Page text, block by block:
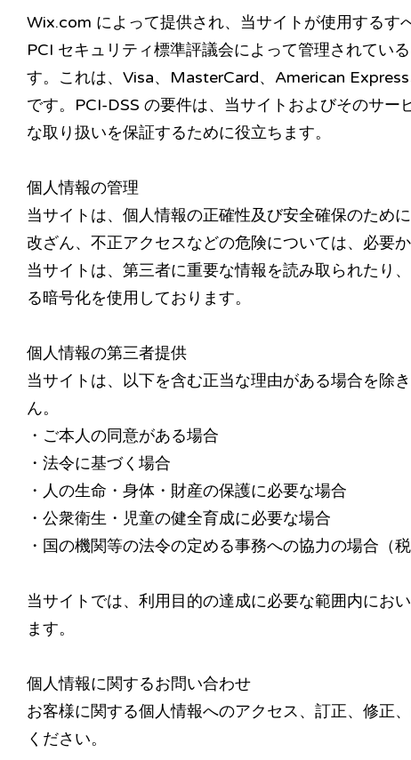
Wix.com によって提供され、当サイトが使用するす
PCI セキュリティ標準評議会によって管理されてい
す。これは、Visa、MasterCard、American
です。PCI-DSS の要件は、当サイトおよびそのサ
な取り扱いを保証するために役立ちます。
個人情報の管理
当サイトは、個人情報の正確性及び安全確保のため
改ざん、不正アクセスなどの危険については、必要
当サイトは、第三者に重要な情報を読み取られたり
る暗号化を使用しております。
個人情報の第三者提供
当サイトは、以下を含む正当な理由がある場合を除
ん。
・ご本人の同意がある場合
・法令に基づく場合
・人の生命・身体・財産の保護に必要な場合
・公衆衛生・児童の健全育成に必要な場合
・国の機関等の法令の定める事務への協力の場合（
当サイトでは、利用目的の達成に必要な範囲内にお
ます。
個人情報に関するお問い合わせ
お客様に関する個人情報へのアクセス、訂正、修正
ください。